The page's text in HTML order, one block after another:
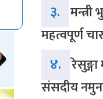
३.
महत्वपूर्ण
४. रेसुङ्गा
संसदीय